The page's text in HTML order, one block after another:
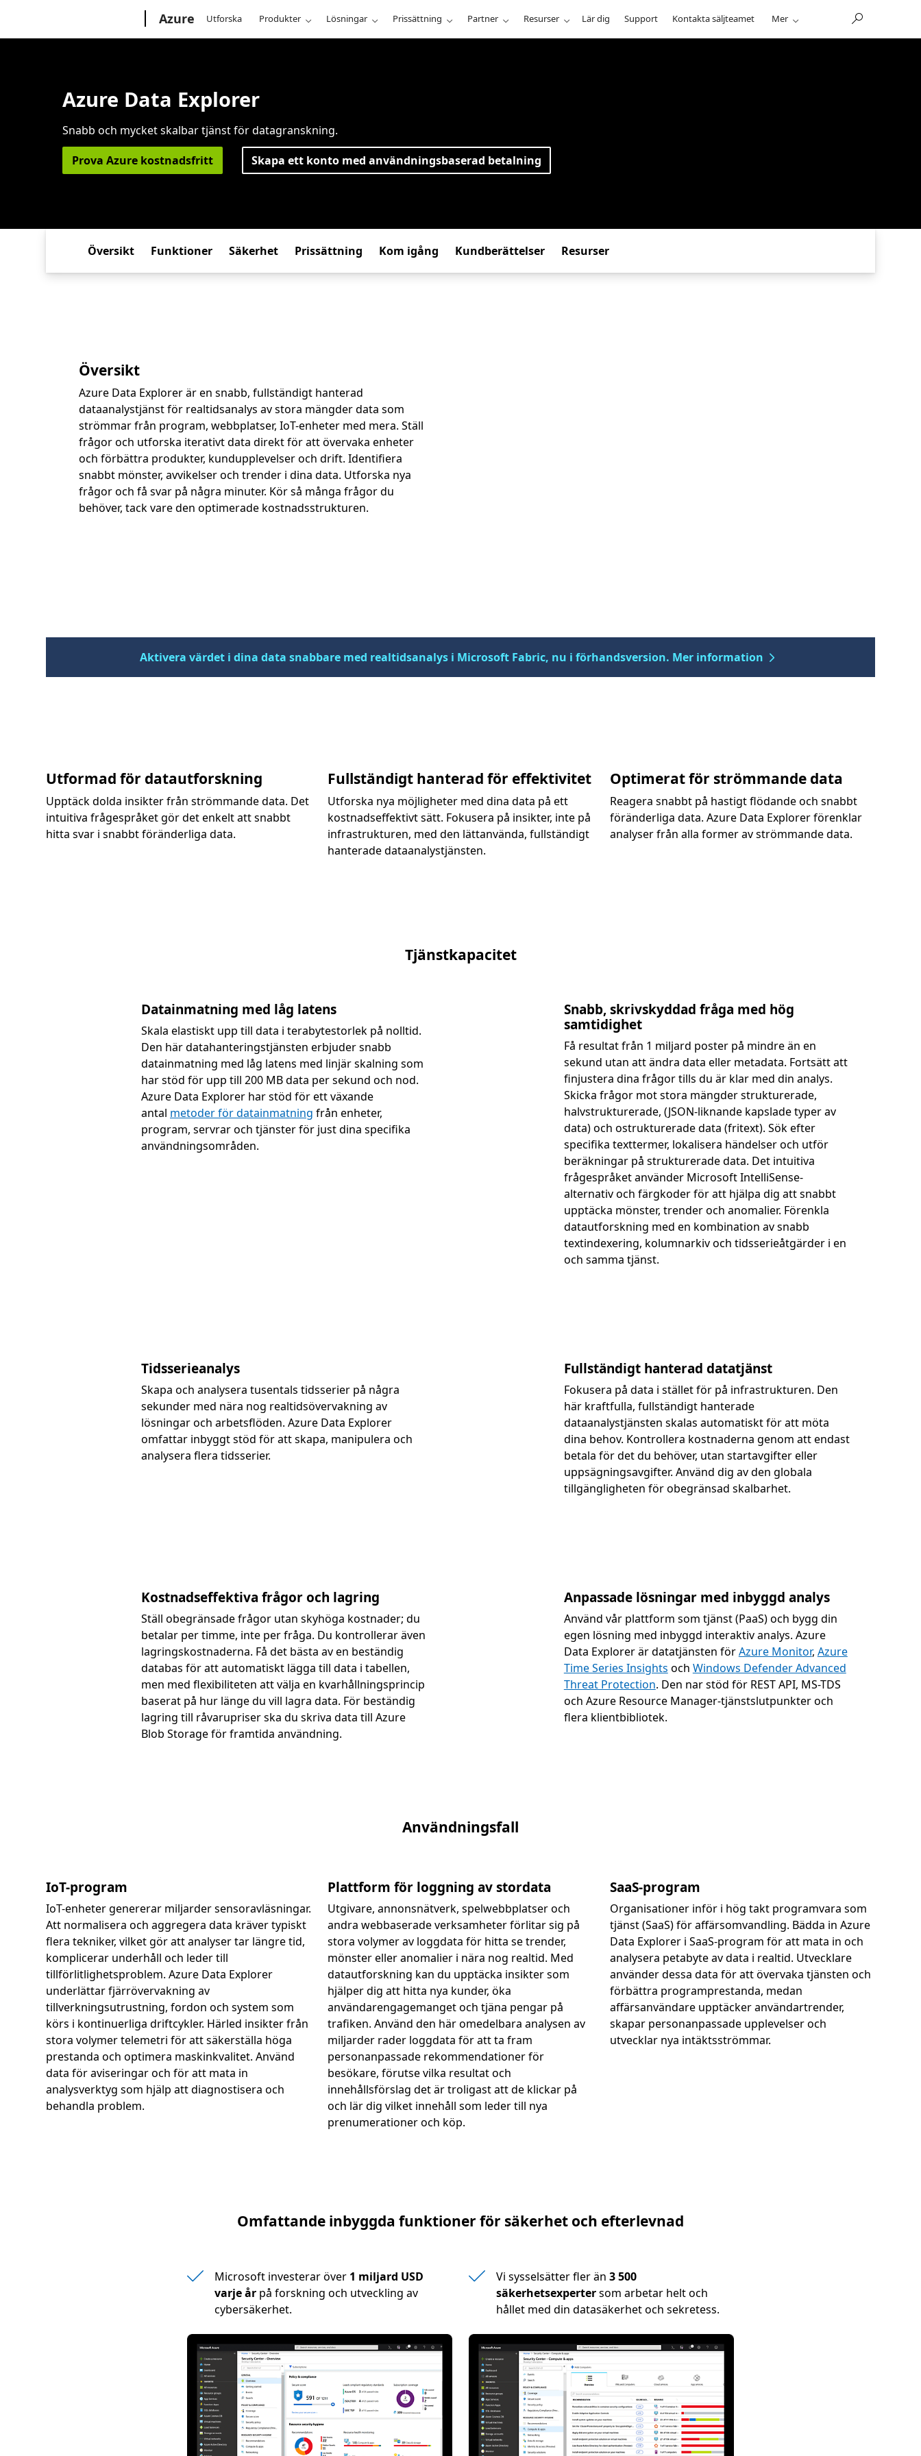
Azure Utforska Produkter Lösningar Prissättning Partner Resurser Lär dig Support Kontakta säljteamet Mer
Azure Data Explorer
Snabb och mycket skalbar tjänst för datagranskning.
Prova Azure kostnadsfritt
Skapa ett konto med användningsbaserad betalning
Översikt Funktioner Säkerhet Prissättning Kom igång Kundberättelser Resurser
Översikt
Azure Data Explorer är en snabb, fullständigt hanterad
dataanalystjänst för realtidsanalys av stora mängder data som
strömmar från program, webbplatser, IoT-enheter med mera. Ställ
frågor och utforska iterativt data direkt för att övervaka enheter
och förbättra produkter, kundupplevelser och drift. Identifiera
snabbt mönster, avvikelser och trender i dina data. Utforska nya
frågor och få svar på några minuter. Kör så många frågor du
behöver, tack vare den optimerade kostnadsstrukturen.
Aktivera värdet i dina data snabbare med realtidsanalys i Microsoft Fabric, nu i förhandsversion. Mer information
Utformad för datautforskning
Upptäck dolda insikter från strömmande data. Det
intuitiva frågespråket gör det enkelt att snabbt
hitta svar i snabbt föränderliga data.
Fullständigt hanterad för effektivitet
Utforska nya möjligheter med dina data på ett
kostnadseffektivt sätt. Fokusera på insikter, inte på
infrastrukturen, med den lättanvända, fullständigt
hanterade dataanalystjänsten.
Optimerat för strömmande data
Reagera snabbt på hastigt flödande och snabbt
föränderliga data. Azure Data Explorer förenklar
analyser från alla former av strömmande data.
Tjänstkapacitet
Datainmatning med låg latens
Skala elastiskt upp till data i terabytestorlek på nolltid.
Den här datahanteringstjänsten erbjuder snabb
datainmatning med låg latens med linjär skalning som
har stöd för upp till 200 MB data per sekund och nod.
Azure Data Explorer har stöd för ett växande
antal metoder för datainmatning från enheter,
program, servrar och tjänster för just dina specifika
användningsområden.
Snabb, skrivskyddad fråga med hög
samtidighet
Få resultat från 1 miljard poster på mindre än en
sekund utan att ändra data eller metadata. Fortsätt att
finjustera dina frågor tills du är klar med din analys.
Skicka frågor mot stora mängder strukturerade,
halvstrukturerade, (JSON-liknande kapslade typer av
data) och ostrukturerade data (fritext). Sök efter
specifika texttermer, lokalisera händelser och utför
beräkningar på strukturerade data. Det intuitiva
frågespråket använder Microsoft IntelliSense-
alternativ och färgkoder för att hjälpa dig att snabbt
upptäcka mönster, trender och anomalier. Förenkla
datautforskning med en kombination av snabb
textindexering, kolumnarkiv och tidsserieåtgärder i en
och samma tjänst.
Tidsserieanalys
Skapa och analysera tusentals tidsserier på några
sekunder med nära nog realtidsövervakning av
lösningar och arbetsflöden. Azure Data Explorer
omfattar inbyggt stöd för att skapa, manipulera och
analysera flera tidsserier.
Fullständigt hanterad datatjänst
Fokusera på data i stället för på infrastrukturen. Den
här kraftfulla, fullständigt hanterade
dataanalystjänsten skalas automatiskt för att möta
dina behov. Kontrollera kostnaderna genom att endast
betala för det du behöver, utan startavgifter eller
uppsägningsavgifter. Använd dig av den globala
tillgängligheten för obegränsad skalbarhet.
Kostnadseffektiva frågor och lagring
Ställ obegränsade frågor utan skyhöga kostnader; du
betalar per timme, inte per fråga. Du kontrollerar även
lagringskostnaderna. Få det bästa av en beständig
databas för att automatiskt lägga till data i tabellen,
men med flexibiliteten att välja en kvarhållningsprincip
baserat på hur länge du vill lagra data. För beständig
lagring till råvarupriser ska du skriva data till Azure
Blob Storage för framtida användning.
Anpassade lösningar med inbyggd analys
Använd vår plattform som tjänst (PaaS) och bygg din
egen lösning med inbyggd interaktiv analys. Azure
Data Explorer är datatjänsten förAzure Monitor, Azure
Time Series Insights och Windows Defender Advanced
Threat Protection. Den nar stöd för REST API, MS-TDS
och Azure Resource Manager-tjänstslutpunkter och
flera klientbibliotek.
Användningsfall
IoT-program
IoT-enheter genererar miljarder sensoravläsningar.
Att normalisera och aggregera data kräver typiskt
flera tekniker, vilket gör att analyser tar längre tid,
komplicerar underhåll och leder till
tillförlitlighetsproblem. Azure Data Explorer
underlättar fjärrövervakning av
tillverkningsutrustning, fordon och system som
körs i kontinuerliga driftcykler. Härled insikter från
stora volymer telemetri för att säkerställa höga
prestanda och optimera maskinkvalitet. Använd
data för aviseringar och för att mata in
analysverktyg som hjälp att diagnostisera och
behandla problem.
Plattform för loggning av stordata
Utgivare, annonsnätverk, spelwebbplatser och
andra webbaserade verksamheter förlitar sig på
stora volymer av loggdata för hitta se trender,
mönster eller anomalier i nära nog realtid. Med
datautforskning kan du upptäcka insikter som
hjälper dig att hitta nya kunder, öka
användarengagemanget och tjäna pengar på
trafiken. Använd den här omedelbara analysen av
miljarder rader loggdata för att ta fram
personanpassade rekommendationer för
besökare, förutse vilka resultat och
innehållsförslag det är troligast att de klickar på
och lär dig vilket innehåll som leder till nya
prenumerationer och köp.
SaaS-program
Organisationer inför i hög takt programvara som
tjänst (SaaS) för affärsomvandling. Bädda in Azure
Data Explorer i SaaS-program för att mata in och
analysera petabyte av data i realtid. Utvecklare
använder dessa data för att övervaka tjänsten och
förbättra programprestanda, medan
affärsanvändare upptäcker användartrender,
skapar personanpassade upplevelser och
utvecklar nya intäktsströmmar.
Omfattande inbyggda funktioner för säkerhet och efterlevnad
Microsoft investerar över 1 miljard USD
varje årpå forskning och utveckling av
cybersäkerhet.
Vi sysselsätter fler än 3 500
säkerhetsexpertersom arbetar helt och
hållet med din datasäkerhet och sekretess.